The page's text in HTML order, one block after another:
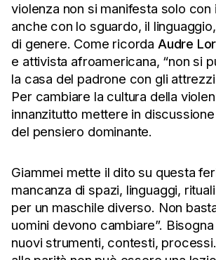
violenza non si manifesta solo con
anche con lo sguardo, il
di genere. Come ricorda Audre
e attivista afroamericana, “non si
la casa del padrone con gli
Per cambiare la cultura della
innanzitutto mettere in
del pensiero dominante.
Giammei mette il dito su questa
mancanza di spazi, linguaggi,
per un maschile diverso. Non
uomini devono cambiare”.
nuovi strumenti, contesti,